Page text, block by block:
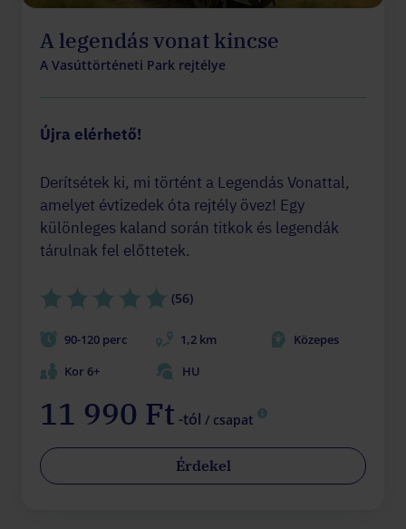
A legendás vonat kincse
A Vasúttörténeti Park rejtélye
Újra elérhető!
Derítsétek ki, mi történt a Legendás Vonattal,
amelyet évtizedek óta rejtély övez! Egy
különleges kaland során titkok és legendák
tárulnak fel előttetek.
(56)
90-120 perc 1,2 km
Közepes
Kor 6+
HU
11 990 Ft -tól / csapat
Érdekel